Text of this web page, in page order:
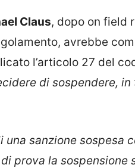
Claus, dopo on field
avrebbe
l’articolo 27 del
di sospendere,
una sanzione sospesa
prova la sospensione